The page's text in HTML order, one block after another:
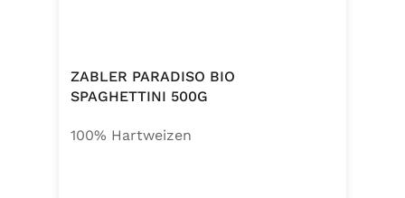
ZABLER PARADISO BIO
SPAGHETTINI 500G
100% Hartweizen